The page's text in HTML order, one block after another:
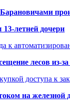
Барановичами
летней дочери
к
лесов из-
доступа к
на железной